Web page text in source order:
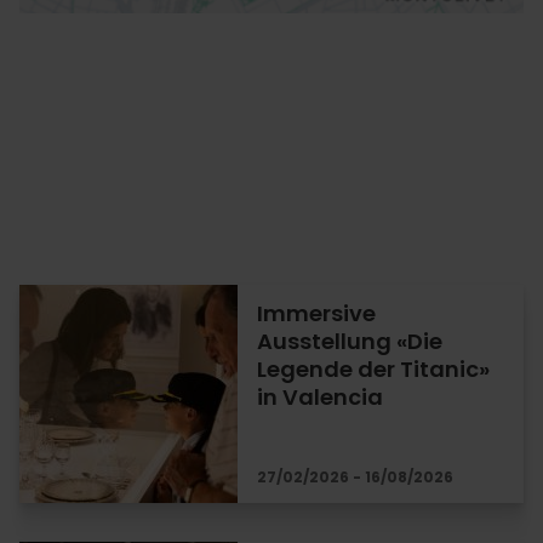
Immersive
Ausstellung «Die
Legende der Titanic»
in Valencia
27/02/2026 - 16/08/2026